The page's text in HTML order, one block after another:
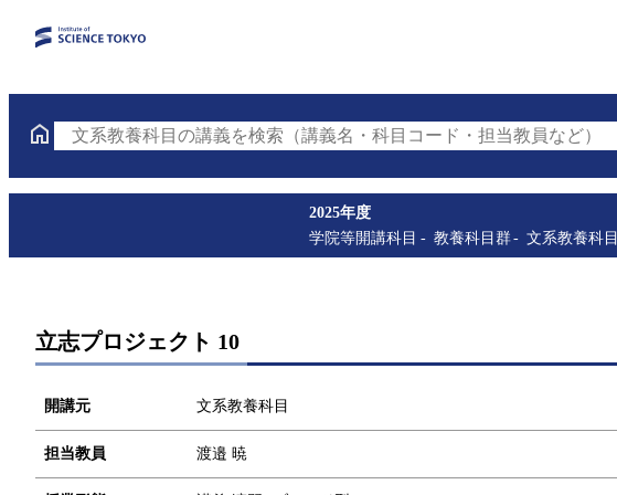
文系教養科目の講義を検索（講義名・科目コード・担当教員など）
2025年度
学院等開講科目
教養科目群 文系教養科目
立志プロジェクト 10
開講元 文系教養科目
担当教員 渡邉 暁